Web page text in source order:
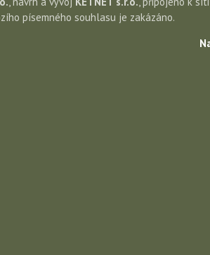
písemného souhlasu je zakázáno.